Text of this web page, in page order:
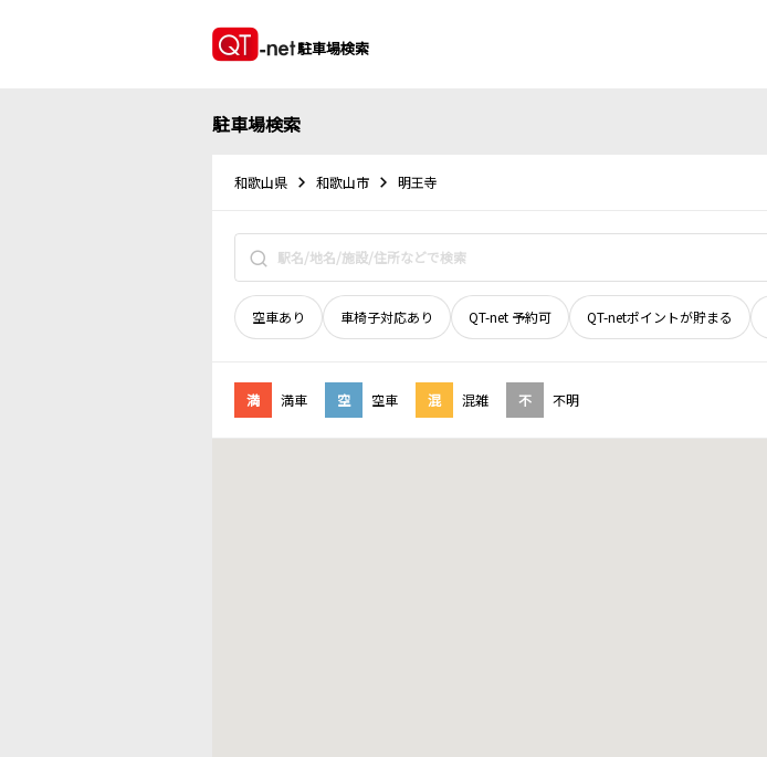
駐車場検索
駐車場検索
和歌山県 和歌山市 明王寺
空車あり 車椅子対応あり QT-net 予約可 QT-netポイントが貯まる
満 満車 空 空車 混 混雑 不 不明